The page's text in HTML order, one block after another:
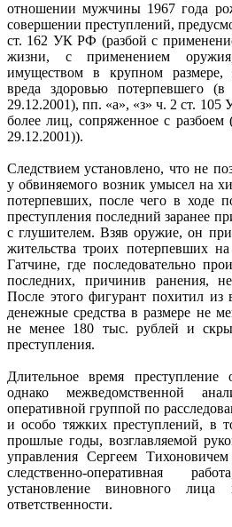
отношении мужчины 1967 года
совершении преступлений,
ст. 162 УК РФ (разбой с
жизни, с применением
имуществом в крупном размере,
вреда здоровью потерпевшего
29.12.2001), пп. «а», «з» ч. 2 ст.
более лиц, сопряженное с
29.12.2001)).
Следствием установлено, что не
у обвиняемого возник умысел на
потерпевших, после чего в ходе
преступления последний заранее
с глушителем. Взяв оружие, он
жительства троих потерпевших
Гатчине, где последовательно
последних, причинив ранения,
После этого фигурант похитил из
денежные средства в размере не
не менее 180 тыс. рублей и
преступления.
Длительное время преступление
однако межведомственной
оперативной группой по
и особо тяжких преступлений, в
прошлые годы, возглавляемой
управления Сергеем
следственно-оперативная
установление виновного
ответственности.